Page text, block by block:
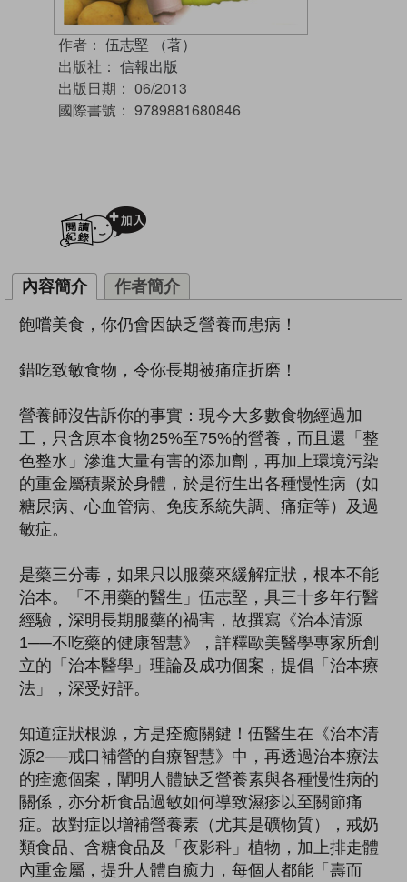
作者： 伍志堅 （著）
出版社： 信報出版
出版日期： 06/2013
國際書號： 9789881680846
內容簡介 作者簡介
飽嚐美食，你仍會因缺乏營養而患病！
錯吃致敏食物，令你長期被痛症折磨！
營養師沒告訴你的事實：現今大多數食物經過加
工，只含原本食物25%至75%的營養，而且還「整
色整水」滲進大量有害的添加劑，再加上環境污染
的重金屬積聚於身體，於是衍生出各種慢性病（如
糖尿病、心血管病、免疫系統失調、痛症等）及過
敏症。
是藥三分毒，如果只以服藥來緩解症狀，根本不能
治本。「不用藥的醫生」伍志堅，具三十多年行醫
經驗，深明長期服藥的禍害，故撰寫《治本清源
1──不吃藥的健康智慧》，詳釋歐美醫學專家所創
立的「治本醫學」理論及成功個案，提倡「治本療
法」，深受好評。
知道症狀根源，方是痊癒關鍵！伍醫生在《治本清
源2──戒口補營的自療智慧》中，再透過治本療法
的痊癒個案，闡明人體缺乏營養素與各種慢性病的
關係，亦分析食品過敏如何導致濕疹以至關節痛
症。故對症以增補營養素（尤其是礦物質），戒奶
類食品、含糖食品及「夜影科」植物，加上排走體
內重金屬，提升人體自癒力，每個人都能「壽而